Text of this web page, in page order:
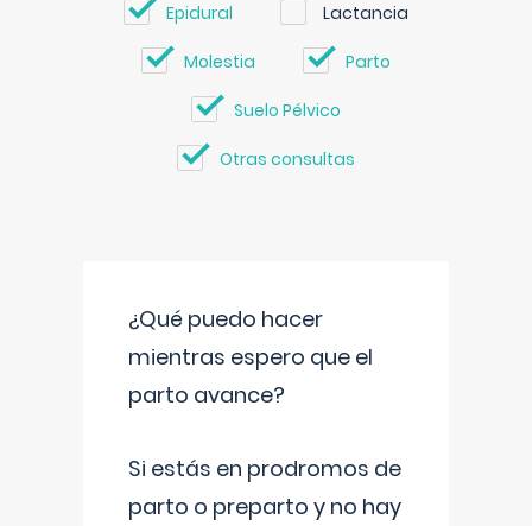
Epidural Lactancia
Molestia Parto
Suelo Pélvico
Otras consultas
¿Qué puedo hacer
mientras espero que el
parto avance?
Si estás en prodromos de
parto o preparto y no hay